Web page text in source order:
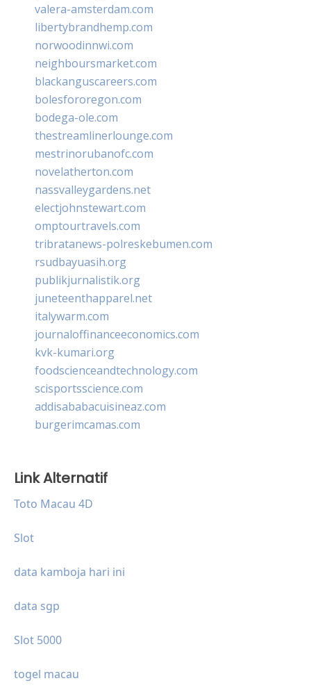
valera-amsterdam.com
libertybrandhemp.com
norwoodinnwi.com
neighboursmarket.com
blackanguscareers.com
bolesfororegon.com
bodega-ole.com
thestreamlinerlounge.com
mestrinorubanofc.com
novelatherton.com
nassvalleygardens.net
electjohnstewart.com
omptourtravels.com
tribratanews-polreskebumen.com
rsudbayuasih.org
publikjurnalistik.org
juneteenthapparel.net
italywarm.com
journaloffinanceeconomics.com
kvk-kumari.org
foodscienceandtechnology.com
scisportsscience.com
addisababacuisineaz.com
burgerimcamas.com
Link Alternatif
Toto Macau 4D
Slot
data kamboja hari ini
data sgp
Slot 5000
togel macau